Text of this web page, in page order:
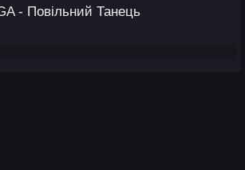
- Повільний Танець